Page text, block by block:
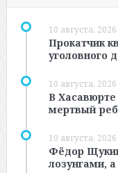
10 августа,
Прокатчик
уголовного
10 августа,
В
мертвый
10 августа,
Фёдор
лозунгами,